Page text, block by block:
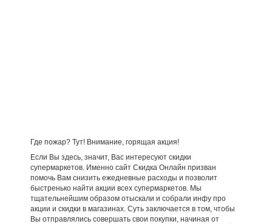
Где пожар? Тут! Внимание, горящая акция!
Если Вы здесь, значит, Вас интересуют скидки
супермаркетов. Именно сайт Скидка Онлайн призван
помочь Вам снизить ежедневные расходы и позволит
быстренько найти акции всех супермаркетов. Мы
тщательнейшим образом отыскали и собрали инфу про
акции и скидки в магазинах. Суть заключается в том, чтобы
Вы отправлялись совершать свои покупки, начиная от